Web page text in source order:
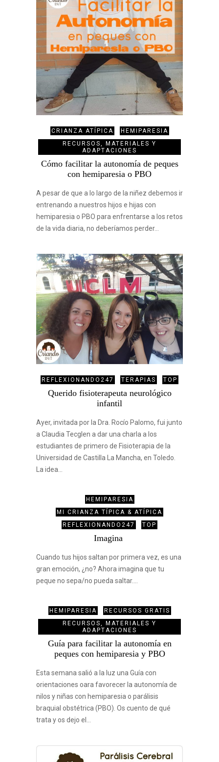
CRIANZA ATÍPICA
HEMIPARESIA
RECURSOS, MATERIALES Y
ADAPTACIONES
Cómo facilitar la autonomía de peques
con hemiparesia o PBO
A pesar de que a lo largo de la niñez debemos ir
entrenando a nuestros hijos e hijas con
hemiparesia o PBO para enfrentarse a los retos
de la vida diaria, no deberíamos perder…
REFLEXIONANDO247 TERAPIAS TOP
Querido fisioterapeuta neurológico
infantil
Ayer, invitada por la Dra. Rocío Palomo, fui junto
a Claudia Tecglen a dar una charla a los
estudiantes de primero de Fisioterapia de la
Universidad de Castilla La Mancha, en Toledo.
La idea…
HEMIPARESIA
MI CRIANZA TÍPICA & ATÍPICA
REFLEXIONANDO247
TOP
Imagina
Cuando tus hijos saltan por primera vez, es una
gran emoción, ¿no? Ahora imagina que tu
peque no sepa/no pueda saltar.…
HEMIPARESIA
RECURSOS GRATIS
RECURSOS, MATERIALES Y
ADAPTACIONES
Guía para facilitar la autonomía en
peques con hemiparesia y PBO
Esta semana salió a la luz una Guía con
orientaciones oara favorecer la autonomía de
nilos y niñas con hemiparesia o parálisis
braquial obstétrica (PBO). Os cuento de qué
trata y os dejo el…